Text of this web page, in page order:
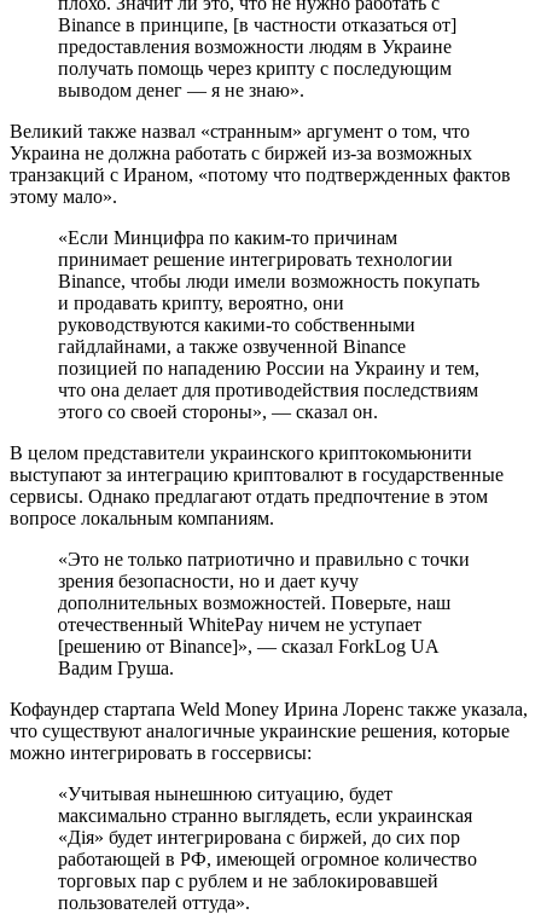
Binance в принципе, [в частности отказаться от]
предоставления возможности людям в Украине
получать помощь через крипту с последующим
выводом денег — я не знаю».
Великий также назвал «странным» аргумент о том, что
Украина не должна работать с биржей из-за возможных
транзакций с Ираном, «потому что подтвержденных фактов
этому мало».
«Если Минцифра по каким-то причинам
принимает решение интегрировать технологии
Binance, чтобы люди имели возможность покупать
и продавать крипту, вероятно, они
руководствуются какими-то собственными
гайдлайнами, а также озвученной Binance
позицией по нападению России на Украину и тем,
что она делает для противодействия последствиям
этого со своей стороны», — сказал он.
В целом представители украинского криптокомьюнити
выступают за интеграцию криптовалют в государственные
сервисы. Однако предлагают отдать предпочтение в этом
вопросе локальным компаниям.
«Это не только патриотично и правильно с точки
зрения безопасности, но и дает кучу
дополнительных возможностей. Поверьте, наш
отечественный WhitePay ничем не уступает
[решению от Binance]», — сказал ForkLog UA
Вадим Груша.
Кофаундер стартапа Weld Money Ирина Лоренс также указала,
что существуют аналогичные украинские решения, которые
можно интегрировать в госсервисы:
«Учитывая нынешнюю ситуацию, будет
максимально странно выглядеть, если украинская
«Дiя» будет интегрирована с биржей, до сих пор
работающей в РФ, имеющей огромное количество
торговых пар с рублем и не заблокировавшей
пользователей оттуда».